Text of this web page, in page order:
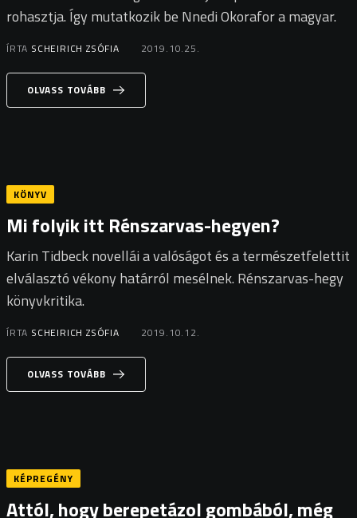
rohasztja. Így mutatkozik be Nnedi Okorafor a magyar.
ÍRTA SCHEIRICH ZSÓFIA 2019.10.25.
OLVASS TOVÁBB
KÖNYV
Mi folyik itt Rénszarvas-hegyen?
Karin Tidbeck novellái a valóságot és a természetfelettit
elválasztó vékony határról mesélnek. Rénszarvas-hegy
könyvkritika.
ÍRTA SCHEIRICH ZSÓFIA 2019.10.12.
OLVASS TOVÁBB
KÉPREGÉNY
Attól, hogy berepetázol gombából, még